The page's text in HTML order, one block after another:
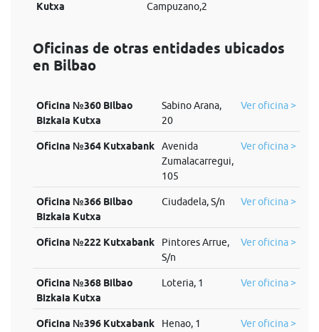
Kutxa
Campuzano,2
Oficinas de otras entidades ubicados
en Bilbao
Oficina №360 Bilbao
Bizkaia Kutxa
Sabino Arana,
20
Ver oficina >
Oficina №364 Kutxabank
Avenida
Zumalacarregui,
105
Ver oficina >
Oficina №366 Bilbao
Bizkaia Kutxa
Ciudadela, S/n Ver oficina >
Oficina №222 Kutxabank
Pintores Arrue,
S/n
Ver oficina >
Oficina №368 Bilbao
Bizkaia Kutxa
Loteria, 1 Ver oficina >
Oficina №396 Kutxabank
Henao, 1
Ver oficina >